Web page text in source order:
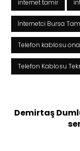
internet tamir
İnternetci Bursa
Telefon kablosu
Telefon Kablosu
Demirtaş